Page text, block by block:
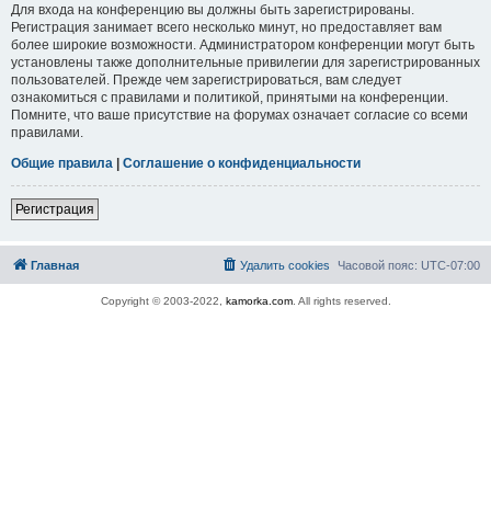
Для входа на конференцию вы должны быть зарегистрированы.
Регистрация занимает всего несколько минут, но предоставляет вам
более широкие возможности. Администратором конференции могут быть
установлены также дополнительные привилегии для зарегистрированных
пользователей. Прежде чем зарегистрироваться, вам следует
ознакомиться с правилами и политикой, принятыми на конференции.
Помните, что ваше присутствие на форумах означает согласие со всеми
правилами.
Общие правила | Соглашение о конфиденциальности
Регистрация
Главная Часовой пояс: UTC-07:00
Удалить cookies
Copyright © 2003-2022, kamorka.com. All rights reserved.